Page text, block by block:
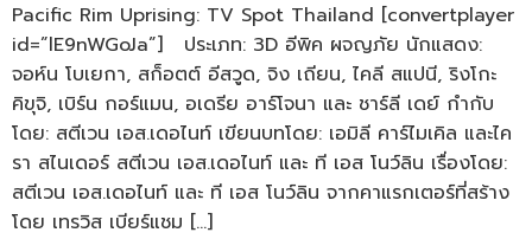
Pacific Rim Uprising: TV Spot Thailand [convertplayer
id=”lE9nWGoJa”] ประเภท: 3D อีพิค ผจญภัย นักแสดง:
จอห์น โบเยกา, สก็อตต์ อีสวูด, จิง เถียน, ไคลี สแปนี, ริงโกะ
คิขุจิ, เบิร์น กอร์แมน, อเดรีย อาร์โจนา และ ชาร์ลี เดย์ กำกับ
โดย: สตีเวน เอส.เดอไนท์ เขียนบทโดย: เอมิลี คาร์ไมเคิล และไค
รา สไนเดอร์ สตีเวน เอส.เดอไนท์ และ ที เอส โนว์ลิน เรื่องโดย:
สตีเวน เอส.เดอไนท์ และ ที เอส โนว์ลิน จากคาแรกเตอร์ที่สร้าง
โดย เทรวิส เบียร์แชม […]